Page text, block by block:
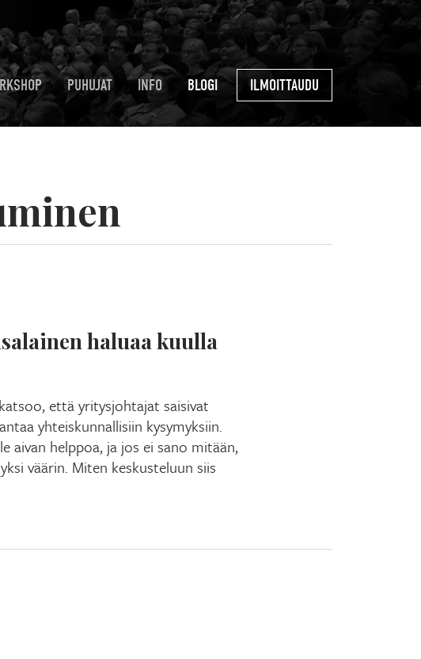
PUHUJAT INFO BLOGI ILMOITTAUDU
haluaa kuulla
että yritysjohtajat saisivat
yhteiskunnallisiin kysymyksiin.
aivan helppoa, ja jos ei sano mitään,
väärin. Miten keskusteluun siis